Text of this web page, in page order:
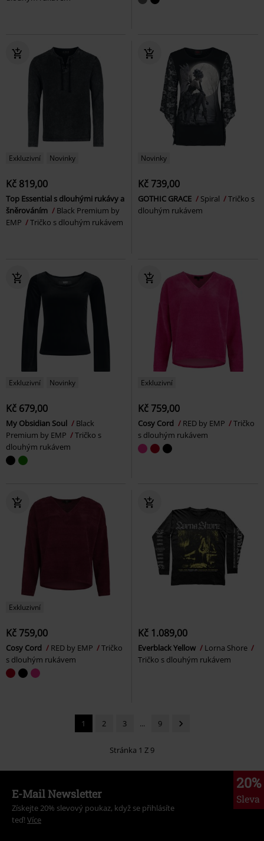
Exkluzivní Novinky
Kč 819,00
Top Essential s dlouhými rukávy a
šněrováním
Black Premium by
EMP
Tričko s dlouhým rukávem
Novinky
Kč 739,00
GOTHIC GRACE Spiral
Tričko s
dlouhým rukávem
Exkluzivní Novinky
Kč 679,00
My Obsidian Soul
Black
Premium by EMP
Tričko s
dlouhým rukávem
Exkluzivní
Kč 759,00
Cosy Cord RED by EMP
Tričko
s dlouhým rukávem
Exkluzivní
Kč 759,00
Cosy Cord RED by EMP
Tričko
s dlouhým rukávem
Kč 1.089,00
Everblack Yellow
Lorna Shore
Tričko s dlouhým rukávem
1 2 3 ... 9
Stránka 1 Z 9
20%
Sleva
E-Mail Newsletter
Získejte 20% slevový poukaz, když se přihlásíte
teď! Více